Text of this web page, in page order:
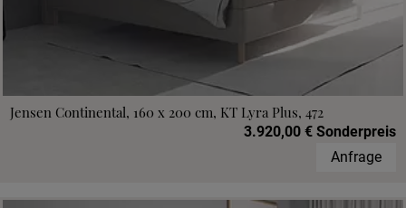
Jensen Continental, 160 x 200 cm, KT Lyra Plus, 472
3.920,00 € Sonderpreis
Anfrage